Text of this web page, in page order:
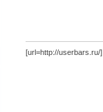
[url=http://userbars.ru/]